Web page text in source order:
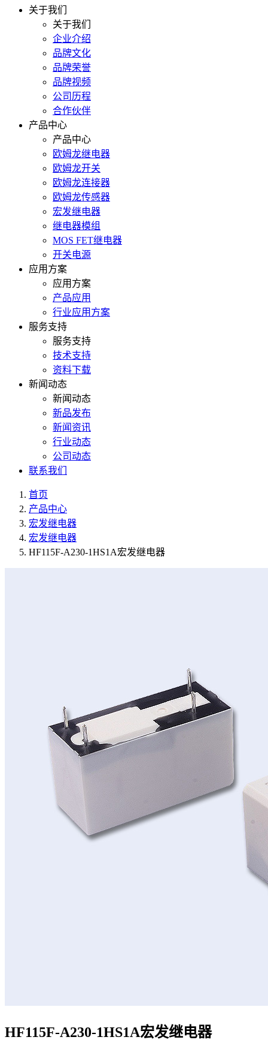
关于我们
关于我们
企业介绍
品牌文化
品牌荣誉
品牌视频
公司历程
合作伙伴
产品中心
产品中心
欧姆龙继电器
欧姆龙开关
欧姆龙连接器
欧姆龙传感器
宏发继电器
继电器模组
MOS FET继电器
开关电源
应用方案
应用方案
产品应用
行业应用方案
服务支持
服务支持
技术支持
资料下载
新闻动态
新闻动态
新品发布
新闻资讯
行业动态
公司动态
联系我们
首页
产品中心
宏发继电器
宏发继电器
HF115F-A230-1HS1A宏发继电器
HF115F-A230-1HS1A宏发继电器